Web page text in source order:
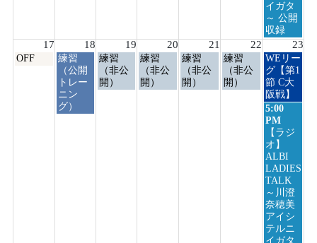
イガタ
～ 公開
収録
17 18 19 20 21 22 23
月
OFF
火
曜
日,
8
月
練習
（公開
トレー
ニン
グ）
水
曜
日,
練習
（非公
開）
木
曜
日,
練習
（非公
開）
金
曜
日,
練習
（非公
開）
土
曜
日,
練習
（非公
開）
日
曜
日,
8
月
23rd
2026
WEリー
グ【第1
節 C大
阪戦】
日
曜
日,
8
月
23rd
2026
5:00
PM
【ラジ
オ】
ALBI
LADIES
TALK
～川澄
奈穂美
アイシ
テルニ
イガタ